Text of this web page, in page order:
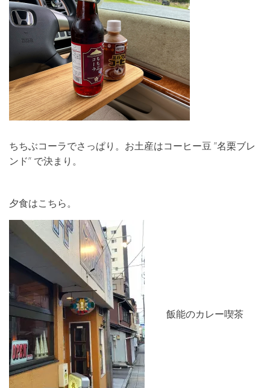
ちちぶコーラでさっぱり。お土産はコーヒー豆 ”名栗ブレ
ンド” で決まり。
夕食はこちら。
飯能のカレー喫茶